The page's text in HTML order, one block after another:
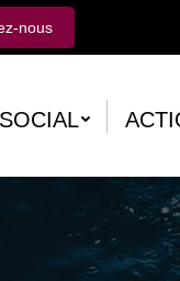
nous
nous